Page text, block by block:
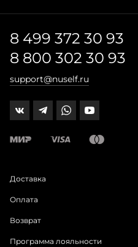
8 499 372 30 93
8 800 302 30 93
support@nuself.ru
Доставка
Оплата
Возврат
Программа лояльности